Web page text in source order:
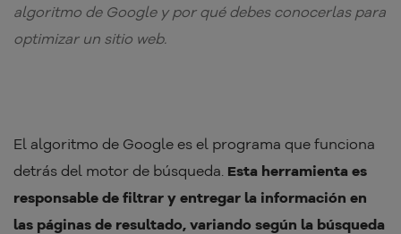
algoritmo de Google y por qué debes conocerlas para
optimizar un sitio web.
El algoritmo de Google es el programa que funciona
detrás del motor de búsqueda. Esta herramienta es
responsable de filtrar y entregar la información en
las páginas de resultado, variando según la búsqueda